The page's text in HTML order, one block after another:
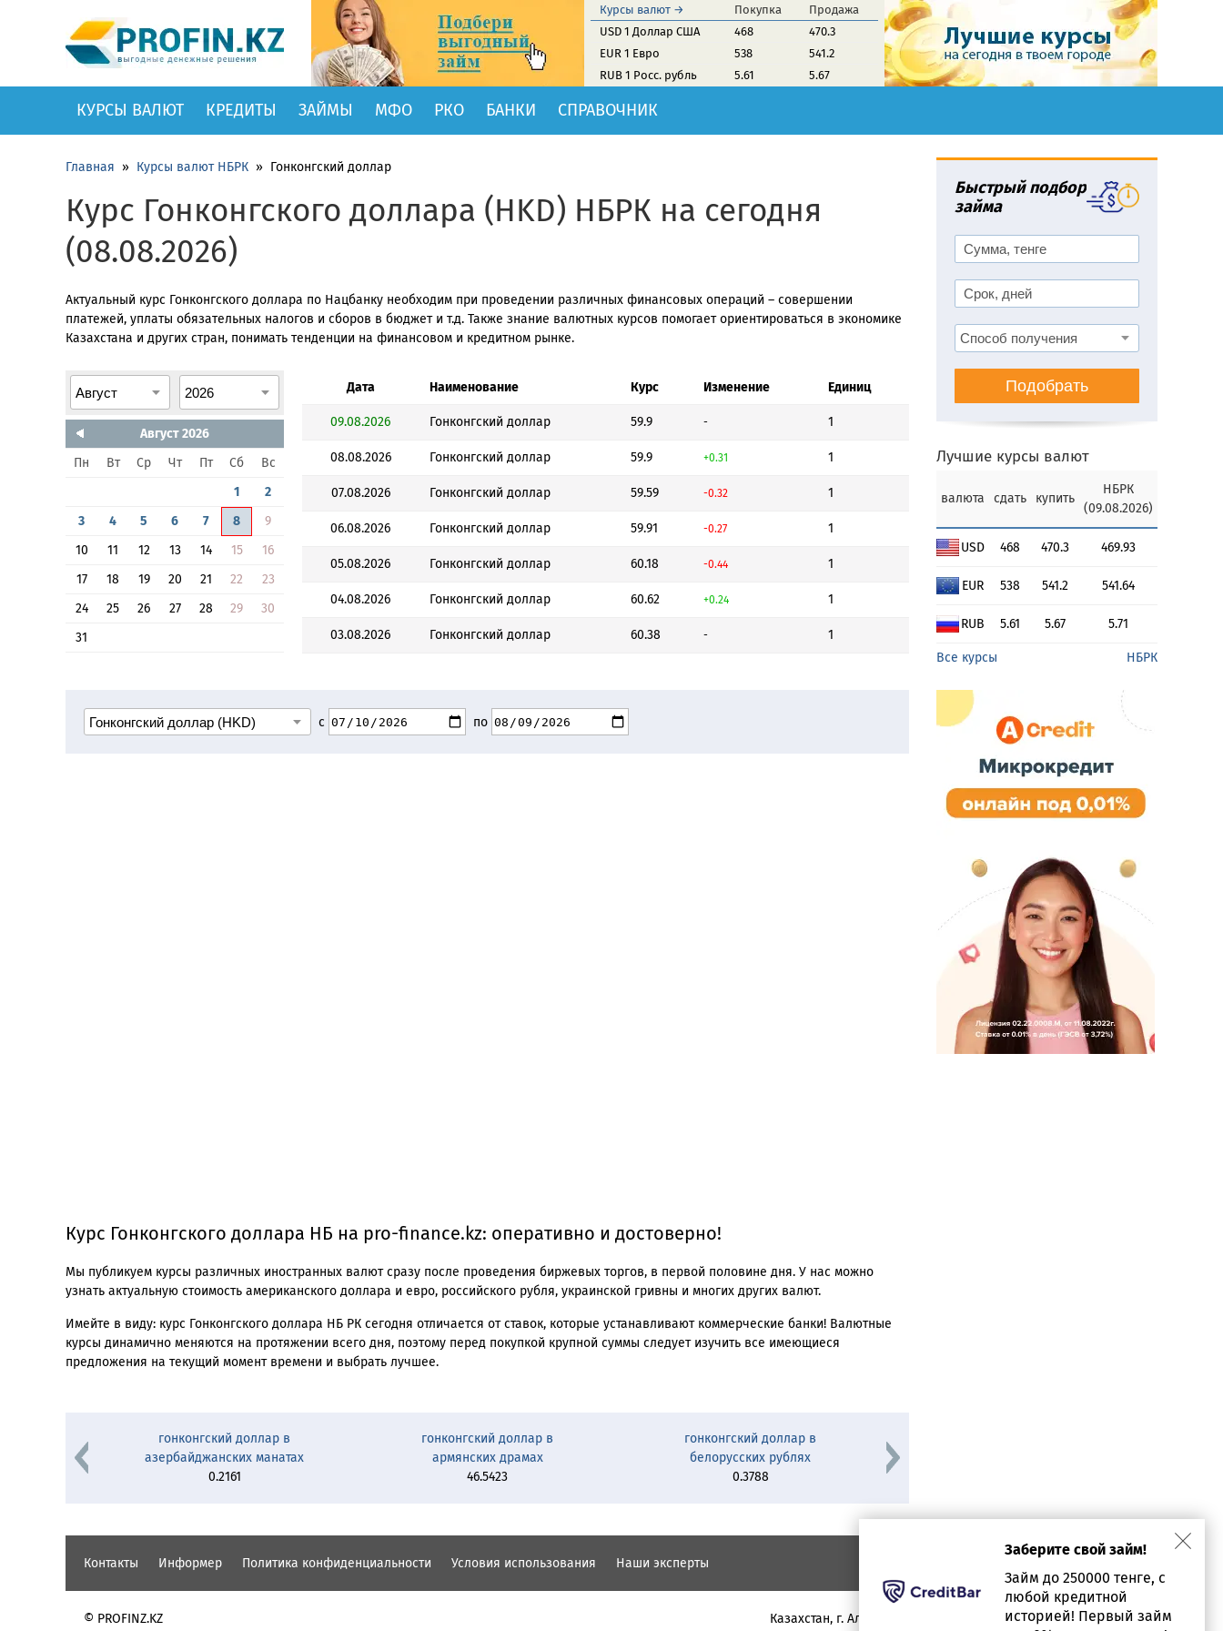
Курсы валют → Покупка
Продажа
USD 1 Доллар США
468
470.3
EUR 1 Евро
538
541.2
RUB 1 Росс. рубль
5.61 5.67
КУРСЫ ВАЛЮТ КРЕДИТЫ ЗАЙМЫ МФО РКО БАНКИ СПРАВОЧНИК
Главная » Курсы валют НБРК » Гонконгский доллар
Курс Гонконгского доллара (HKD) НБРК на сегодня
(08.08.2026)
Актуальный курс Гонконгского доллара по Нацбанку необходим при проведении различных финансовых операций – совершении
платежей, уплаты обязательных налогов и сборов в бюджет и т.д. Также знание валютных курсов помогает ориентироваться в экономике
Казахстана и других стран, понимать тенденции на финансовом и кредитном рынке.
Август 2026
Пн
Вт Ср Чт Пт Сб
Вс
1
2
3
4 5 6 7 8
9
10
11 12 13 14 15
16
17
18 19 20 21 22
23
24
25 26 27 28 29
30
31
Дата Наименование Курс Изменение Единиц
09.08.2026 Гонконгский доллар 59.9 - 1
08.08.2026 Гонконгский доллар 59.9 +0.31 1
07.08.2026 Гонконгский доллар 59.59 -0.32 1
06.08.2026 Гонконгский доллар 59.91 -0.27 1
05.08.2026 Гонконгский доллар 60.18 -0.44 1
04.08.2026 Гонконгский доллар 60.62 +0.24 1
03.08.2026 Гонконгский доллар 60.38 - 1
с по
Курс Гонконгского доллара НБ на pro-finance.kz: оперативно и достоверно!
Мы публикуем курсы различных иностранных валют сразу после проведения биржевых торгов, в первой половине дня. У нас можно
узнать актуальную стоимость американского доллара и евро, российского рубля, украинской гривны и многих других валют.
Имейте в виду: курс Гонконгского доллара НБ РК сегодня отличается от ставок, которые устанавливают коммерческие банки! Валютные
курсы динамично меняются на протяжении всего дня, поэтому перед покупкой крупной суммы следует изучить все имеющиеся
предложения на текущий момент времени и выбрать лучшее.
гонконгский доллар в
азербайджанских манатах
0.2161
гонконгский доллар в
армянских драмах
46.5423
гонконгский доллар в
белорусских рублях
0.3788
Быстрый подбор
займа
Подобрать
Лучшие курсы валют
валюта сдать купить
НБРК
(09.08.2026)
USD 468 470.3 469.93
EUR 538 541.2 541.64
RUB 5.61 5.67 5.71
Все курсы НБРК
Контакты Информер Политика конфиденциальности Условия использования Наши эксперты
© PROFINZ.KZ
Казахстан, г. Алматы, проспект Аль-фараби, дом 17, офис 1602
Заберите свой займ!
Займ до 250000 тенге, с
любой кредитной
историей! Первый займ